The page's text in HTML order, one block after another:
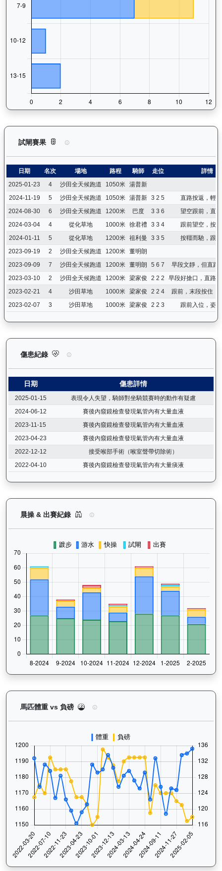
試閘賽果 鑽石寶寶（G063）— 試閘賽果紀錄：查看馬匹
日期 名次 場地 路程 騎師 走位
詳情
2025-01-23
4 沙田全天候跑道 1050米 湯普新
2024-11-19
5 沙田全天候跑道 1050米 湯普新 3 2 5
直路按返，輕
2024-08-30
6 沙田全天候跑道 1200米 巴度 3 3 6
望空跟前，直
2024-03-04
4 從化草地 1000米 徐君禮 3 3 4
跟前望空，按
2024-01-11
5 從化草地 1200米 祖利曼 3 3 5
按韁而馳，跟
2023-09-19
2 沙田全天候跑道 1200米 董明朗
2023-09-09
7 沙田全天候跑道 1200米 董明朗 5 6 7
早段文靜，但直路
2023-03-10
2 沙田全天候跑道 1200米 梁家俊 2 2 2
早段好搶口，直路
2023-02-21
4 沙田草地 1000米 梁家俊 2 2 4
跟前，末段按住，
2023-02-07
3 沙田草地 1000米 梁家俊 2 2 3 跟前入位，姿
傷患紀錄 鑽石寶寶（G063）— 傷患紀錄：查看馬匹完
日期 傷患詳情
2025-01-15
表現令人失望，騎師對坐騎競賽時的動作有疑慮
2024-06-12
賽後內窺鏡檢查發現氣管內有大量血液
2023-11-15
賽後內窺鏡檢查發現氣管內有大量血液
2023-04-23
賽後內窺鏡檢查發現氣管內有大量血液
2022-12-12
接受喉部手術（喉室聲帶切除術）
2022-04-10
賽後內窺鏡檢查發現氣管內有大量痰液
晨操 & 出賽紀錄 鑽石寶寶（G063）— 晨操及出賽紀錄圖
馬匹體重 vs 負磅 鑽石寶寶（G063）— 馬匹體重與負磅